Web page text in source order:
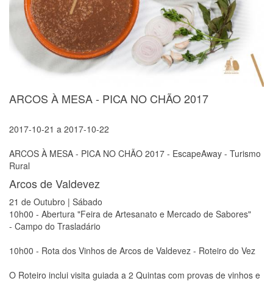
ARCOS À MESA - PICA NO CHÃO 2017
2017-10-21 a 2017-10-22
ARCOS À MESA - PICA NO CHÃO 2017 - EscapeAway - Turismo
Rural
Arcos de Valdevez
21 de Outubro | Sábado
10h00 - Abertura "Feira de Artesanato e Mercado de Sabores"
- Campo do Trasladário
10h00 - Rota dos Vinhos de Arcos de Valdevez - Roteiro do Vez
O Roteiro inclui visita guiada a 2 Quintas com provas de vinhos e